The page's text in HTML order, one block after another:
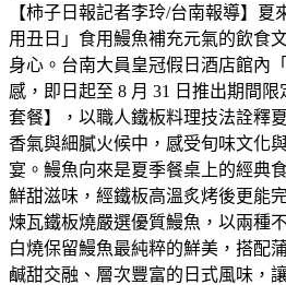
【柿子日報記者李玲/台南報導】夏
用丑日」食用鰻魚補充元氣的飲食
身心。台南大員皇冠假日酒店館內
感，即日起至 8 月 31 日推出期間
套餐】，以職人鐵板料理技法詮釋
香氣與細膩火候中，感受旬味文化
宴。鰻魚向來是夏季餐桌上的經典
鮮甜滋味，經鐵板高溫炙烤後更能
煉瓦鐵板燒嚴選優質鰻魚，以兩種
白燒保留鰻魚最純粹的鮮美，搭配
鹹甜交融、層次豐富的日式風味，